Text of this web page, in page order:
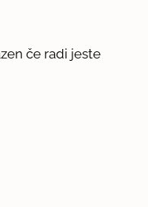
če radi jeste